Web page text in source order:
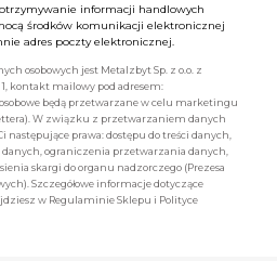
informacji handlowych
środków komunikacji elektronicznej
adres poczty elektronicznej.
osobowych jest Metalzbyt Sp. z o.o. z
kontakt mailowy pod adresem:
będą przetwarzane w celu marketingu
W związku z przetwarzaniem danych
następujące prawa: dostępu do treści danych,
ograniczenia przetwarzania danych,
skargi do organu nadzorczego (Prezesa
Szczegółowe informacje dotyczące
w Regulaminie Sklepu i Polityce